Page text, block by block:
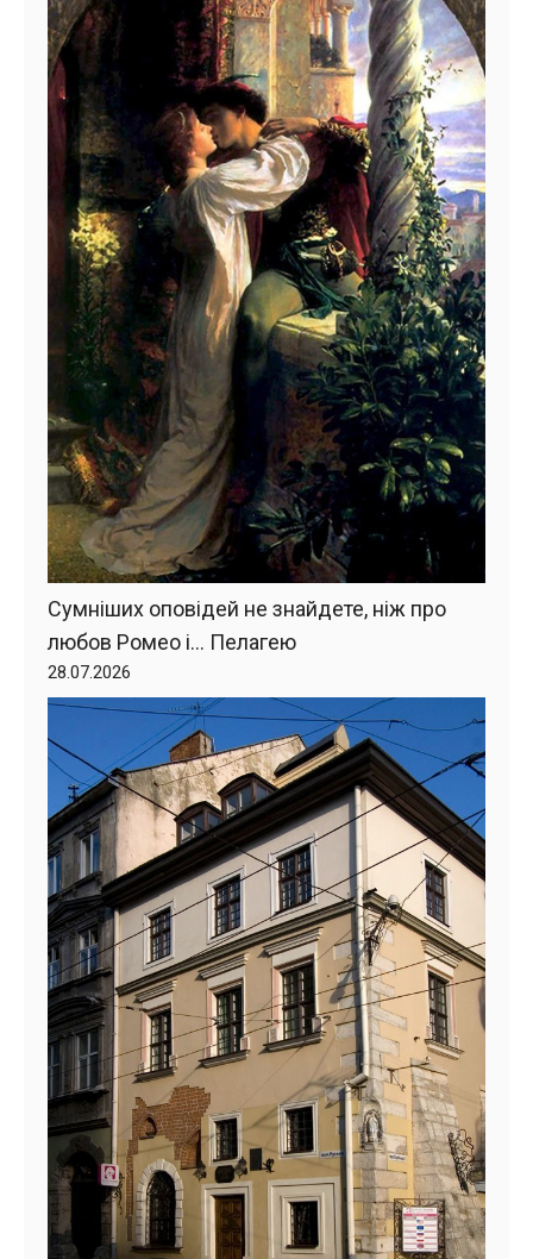
Сумніших оповідей не знайдете, ніж про
любов Ромео і… Пелагею
28.07.2026